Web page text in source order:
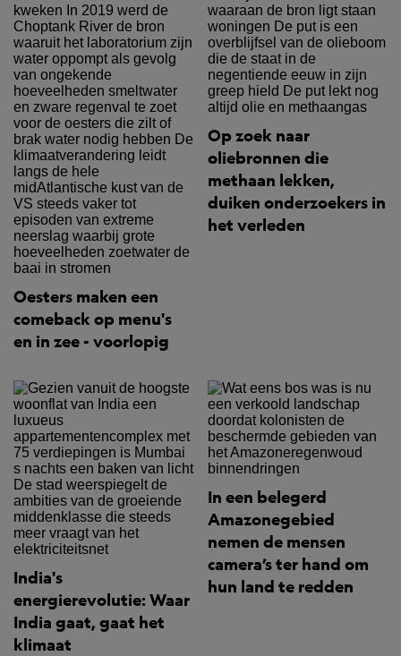
Oesters maken een
comeback op menu's
en in zee - voorlopig
Op zoek naar
oliebronnen die
methaan lekken,
duiken onderzoekers in
het verleden
India's
energierevolutie: Waar
India gaat, gaat het
klimaat
In een belegerd
Amazonegebied
nemen de mensen
camera’s ter hand om
hun land te redden